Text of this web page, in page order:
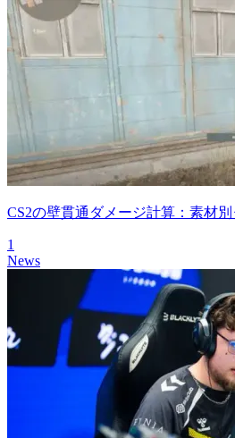
CS2の壁貫通ダメージ計算：素材
1
News